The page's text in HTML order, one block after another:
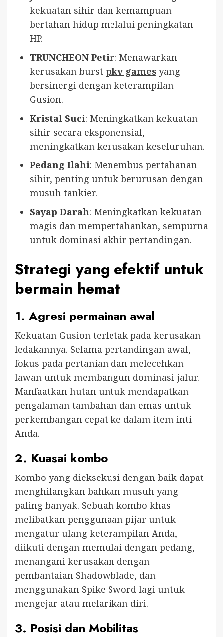
kekuatan sihir dan kemampuan
bertahan hidup melalui peningkatan
HP.
TRUNCHEON Petir: Menawarkan
kerusakan burst pkv games yang
bersinergi dengan keterampilan
Gusion.
Kristal Suci: Meningkatkan kekuatan
sihir secara eksponensial,
meningkatkan kerusakan keseluruhan.
Pedang Ilahi: Menembus pertahanan
sihir, penting untuk berurusan dengan
musuh tankier.
Sayap Darah: Meningkatkan kekuatan
magis dan mempertahankan, sempurna
untuk dominasi akhir pertandingan.
Strategi yang efektif untuk
bermain hemat
1. Agresi permainan awal
Kekuatan Gusion terletak pada kerusakan
ledakannya. Selama pertandingan awal,
fokus pada pertanian dan melecehkan
lawan untuk membangun dominasi jalur.
Manfaatkan hutan untuk mendapatkan
pengalaman tambahan dan emas untuk
perkembangan cepat ke dalam item inti
Anda.
2. Kuasai kombo
Kombo yang dieksekusi dengan baik dapat
menghilangkan bahkan musuh yang
paling banyak. Sebuah kombo khas
melibatkan penggunaan pijar untuk
mengatur ulang keterampilan Anda,
diikuti dengan memulai dengan pedang,
menangani kerusakan dengan
pembantaian Shadowblade, dan
menggunakan Spike Sword lagi untuk
mengejar atau melarikan diri.
3. Posisi dan Mobilitas